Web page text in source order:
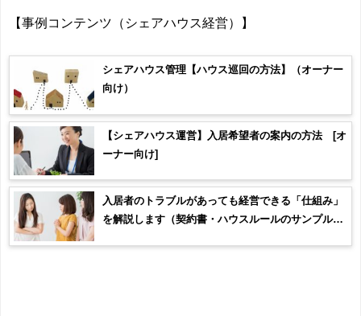
【事例コンテンツ（シェアハウス経営）】
シェアハウス管理【ハウス巡回の方法】（オーナー
向け）
【シェアハウス運営】入居希望者の案内の方法 [オ
ーナー向け]
入居者のトラブルがあっても経営できる「仕組み」
を解説します（契約書・ハウスルールのサンプル事